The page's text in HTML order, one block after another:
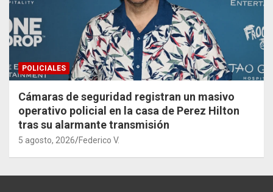
POLICIALES
Cámaras de seguridad registran un masivo
operativo policial en la casa de Perez Hilton
tras su alarmante transmisión
5 agosto, 2026 Federico V.